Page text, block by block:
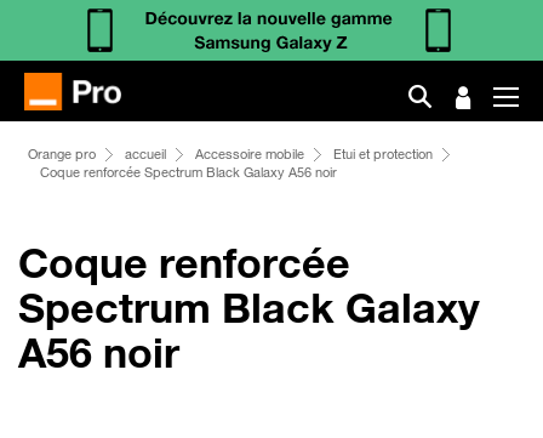
Orange pro accueil Accessoire mobile
Etui et protection
Coque renforcée Spectrum Black Galaxy A56 noir
Coque renforcée
Spectrum Black Galaxy
A56 noir